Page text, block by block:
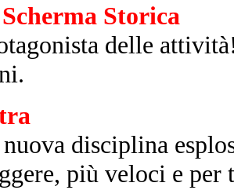
Storica
delle
disciplina
più veloci e per